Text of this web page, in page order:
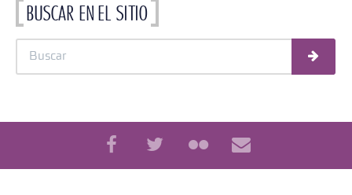
Buscar en el sitio